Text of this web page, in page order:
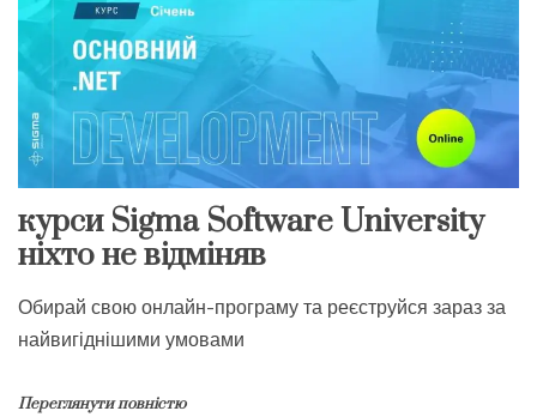
курси Sigma Software University
ніхто не відміняв
Обирай свою онлайн-програму та реєструйся зараз за
найвигіднішими умовами
Переглянути повністю